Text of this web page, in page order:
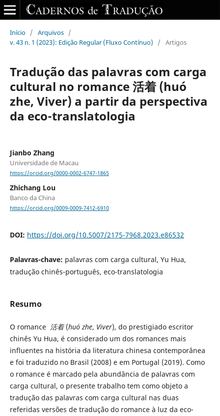
Início / Arquivos /
v. 43 n. 1 (2023): Edição Regular (Fluxo Contínuo)
/ Artigos
Tradução das palavras com carga
cultural no romance 活着 (huó
zhe, Viver) a partir da perspectiva
da eco-translatologia
Jianbo Zhang
Universidade de Macau
https://orcid.org/0000-0002-6747-1865
Zhichang Lou
Banco da China
https://orcid.org/0009-0009-7412-6910
DOI: https://doi.org/10.5007/2175-7968.2023.e86532
Palavras-chave: palavras com carga cultural, Yu Hua,
tradução chinês-português, eco-translatologia
Resumo
O romance 活着(huó zhe, Viver), do prestigiado escritor
chinês Yu Hua, é considerado um dos romances mais
influentes na história da literatura chinesa contemporânea
e foi traduzido no Brasil (2008) e em Portugal (2019). Como
o romance é marcado pela abundância de palavras com
carga cultural, o presente trabalho tem como objeto a
tradução das palavras com carga cultural nas duas
referidas versões de tradução do romance à luz da eco-